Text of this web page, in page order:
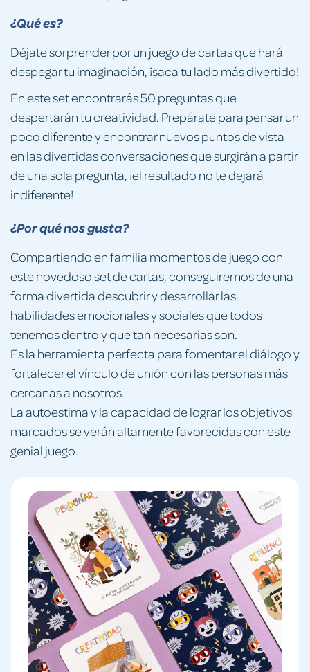
¿Qué es?
Déjate sorprender por un juego de cartas que hará
despegar tu imaginación, ¡saca tu lado más divertido!
En este set encontrarás 50 preguntas que
despertarán tu creatividad. Prepárate para pensar un
poco diferente y encontrar nuevos puntos de vista
en las divertidas conversaciones que surgirán a partir
de una sola pregunta, ¡el resultado no te dejará
indiferente!
¿Por qué nos gusta?
Compartiendo en familia momentos de juego con
este novedoso set de cartas, conseguiremos de una
forma divertida descubrir y desarrollar las
habilidades emocionales y sociales que todos
tenemos dentro y que tan necesarias son.
Es la herramienta perfecta para fomentar el diálogo y
fortalecer el vínculo de unión con las personas más
cercanas a nosotros.
La autoestima y la capacidad de lograr los objetivos
marcados se verán altamente favorecidas con este
genial juego.